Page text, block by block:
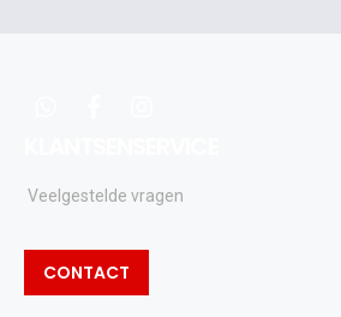
Veelgestelde vragen
CONTACT